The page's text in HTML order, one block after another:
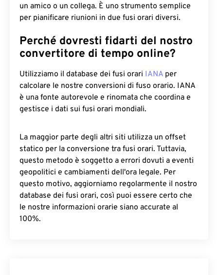
un amico o un collega. È uno strumento semplice
per pianificare riunioni in due fusi orari diversi.
Perché dovresti fidarti del nostro
convertitore di tempo online?
Utilizziamo il database dei fusi orari IANA per
calcolare le nostre conversioni di fuso orario. IANA
è una fonte autorevole e rinomata che coordina e
gestisce i dati sui fusi orari mondiali.
La maggior parte degli altri siti utilizza un offset
statico per la conversione tra fusi orari. Tuttavia,
questo metodo è soggetto a errori dovuti a eventi
geopolitici e cambiamenti dell'ora legale. Per
questo motivo, aggiorniamo regolarmente il nostro
database dei fusi orari, così puoi essere certo che
le nostre informazioni orarie siano accurate al
100%.